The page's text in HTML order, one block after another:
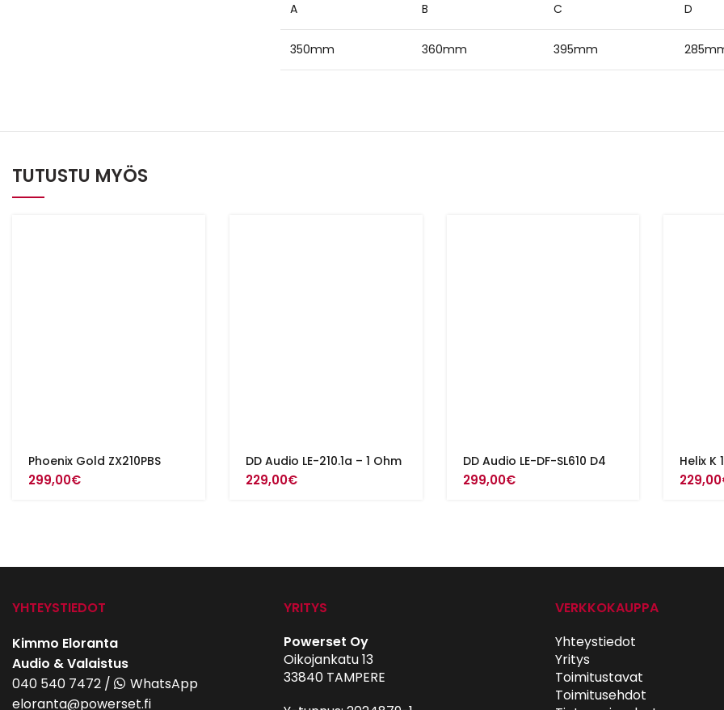
A B C D
350mm 360mm 395mm
TUTUSTU MYÖS
Phoenix Gold ZX210PBS
299,00€
DD Audio LE-210.1a – 1 Ohm
229,00€
DD Audio LE-DF-SL610 D4
299,00€
Helix K
229,00
YHTEYSTIEDOT
Kimmo Eloranta
Audio & Valaistus
040 540 7472 /
WhatsApp
eloranta@powerset.fi
YRITYS
Powerset Oy
Oikojankatu 13
33840 TAMPERE
VERKKOKAUPPA
Yhteystiedot
Yritys
Toimitustavat
Toimitusehdot